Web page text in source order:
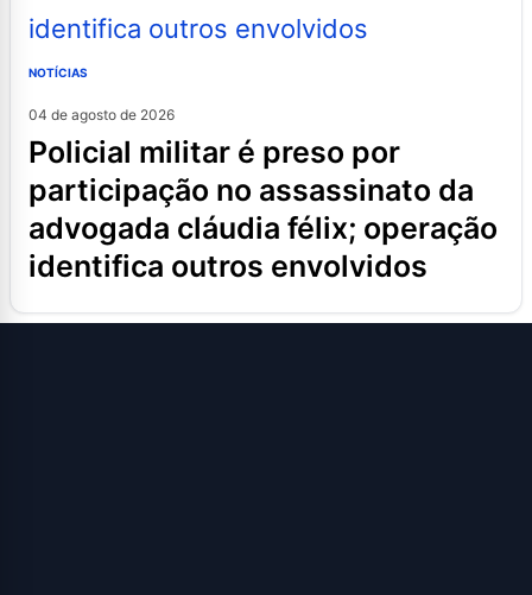
NOTÍCIAS
04 de agosto de 2026
policial militar é preso por
participação no assassinato da
advogada cláudia félix; operação
identifica outros envolvidos